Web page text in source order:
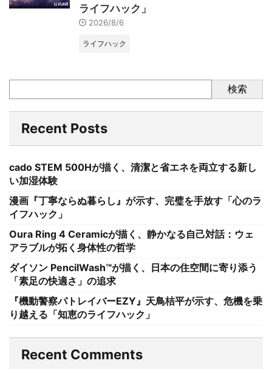
ライフハック」
2026/8/6
ライフハック
検索
Recent Posts
cado STEM 500Hが描く、清潔と省エネを両立する新し
い加湿体験
漫画『丁寧ならぬ暮らし』が示す、完璧を手放す「心のラ
イフハック」
Oura Ring 4 Ceramicが描く、静かなる自己対話：ウェ
アラブルが拓く身体性の哲学
ダイソン PencilWash™が描く、日本の住空間に寄り添う
「素足の快適さ」の追求
『機動警察パトレイバーEZY』天鳥桔平が示す、危機を乗
り越える「知恵のライフハック」
Recent Comments